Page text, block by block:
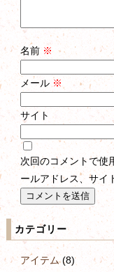
名前 ※
メール ※
サイト
次回のコメントで使
ールアドレス、サイ
カテゴリー
アイテム(8)